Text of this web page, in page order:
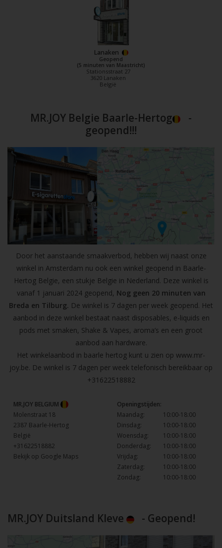
Lanaken
Geopend
(5 minuten van Maastricht)
Stationsstraat 27
3620 Lanaken
België
MR.JOY Belgie Baarle-Hertog
-
geopend!!!
Door het aanstaande smaakverbod, hebben wij naast onze
winkel in Amsterdam nu ook een winkel geopend in Baarle-
Hertog Belgie, een stukje Belgie in Nederland. Deze winkel is
vanaf 1 januari 2024 geopend, Nog geen 20 minuten van
Breda en Tilburg. De winkel is 7 dagen per week geopend. Het
aanbod in deze winkel bestaat naast disposables, e-liquids en
pods met smaken, Shake & Vapes, aroma’s en een groot
aanbod aan hardware.
Het winkelaanbod in baarle hertog kunt u zien op www.mr-
joy.be. De winkel is 7 dagen per week telefonisch bereikbaar op
+31622518882
MR.JOY BELGIUM
Molenstraat 18
2387 Baarle-Hertog
België
+31622518882
Bekijk op Google Maps
Openingstijden:
Maandag:
10:00-18:00
Dinsdag:
10:00-18:00
Woensdag:
10:00-18:00
Donderdag:
10:00-18:00
Vrijdag:
10:00-18:00
Zaterdag:
10:00-18:00
Zondag:
10:00-18:00
MR.JOY Duitsland Kleve - Geopend!